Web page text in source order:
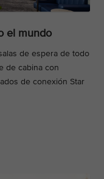
el mundo
de espera de todo
de cabina con
de conexión Star